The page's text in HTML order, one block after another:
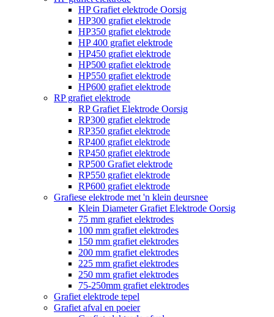
HP Grafiet elektrode Oorsig
HP300 grafiet elektrode
HP350 grafiet elektrode
HP 400 grafiet elektrode
HP450 grafiet elektrode
HP500 grafiet elektrode
HP550 grafiet elektrode
HP600 grafiet elektrode
RP grafiet elektrode
RP Grafiet Elektrode Oorsig
RP300 grafiet elektrode
RP350 grafiet elektrode
RP400 grafiet elektrode
RP450 grafiet elektrode
RP500 Grafiet elektrode
RP550 grafiet elektrode
RP600 grafiet elektrode
Grafiese elektrode met 'n klein deursnee
Klein Diameter Grafiet Elektrode Oorsig
75 mm grafiet elektrodes
100 mm grafiet elektrodes
150 mm grafiet elektrodes
200 mm grafiet elektrodes
225 mm grafiet elektrodes
250 mm grafiet elektrodes
75-250mm grafiet elektrodes
Grafiet elektrode tepel
Grafiet afval en poeier